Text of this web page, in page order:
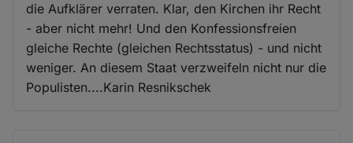
die Aufklärer verraten. Klar, den Kirchen ihr Recht
- aber nicht mehr! Und den Konfessionsfreien
gleiche Rechte (gleichen Rechtsstatus) - und nicht
weniger. An diesem Staat verzweifeln nicht nur die
Populisten....Karin Resnikschek